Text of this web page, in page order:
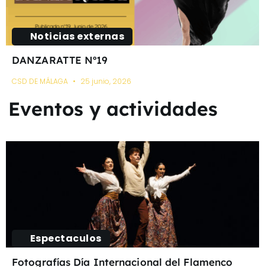
Noticias externas
DANZARATTE Nº19
CSD DE MÁLAGA 25 junio, 2026
Eventos y actividades
Espectaculos
Fotografías Día Internacional del Flamenco